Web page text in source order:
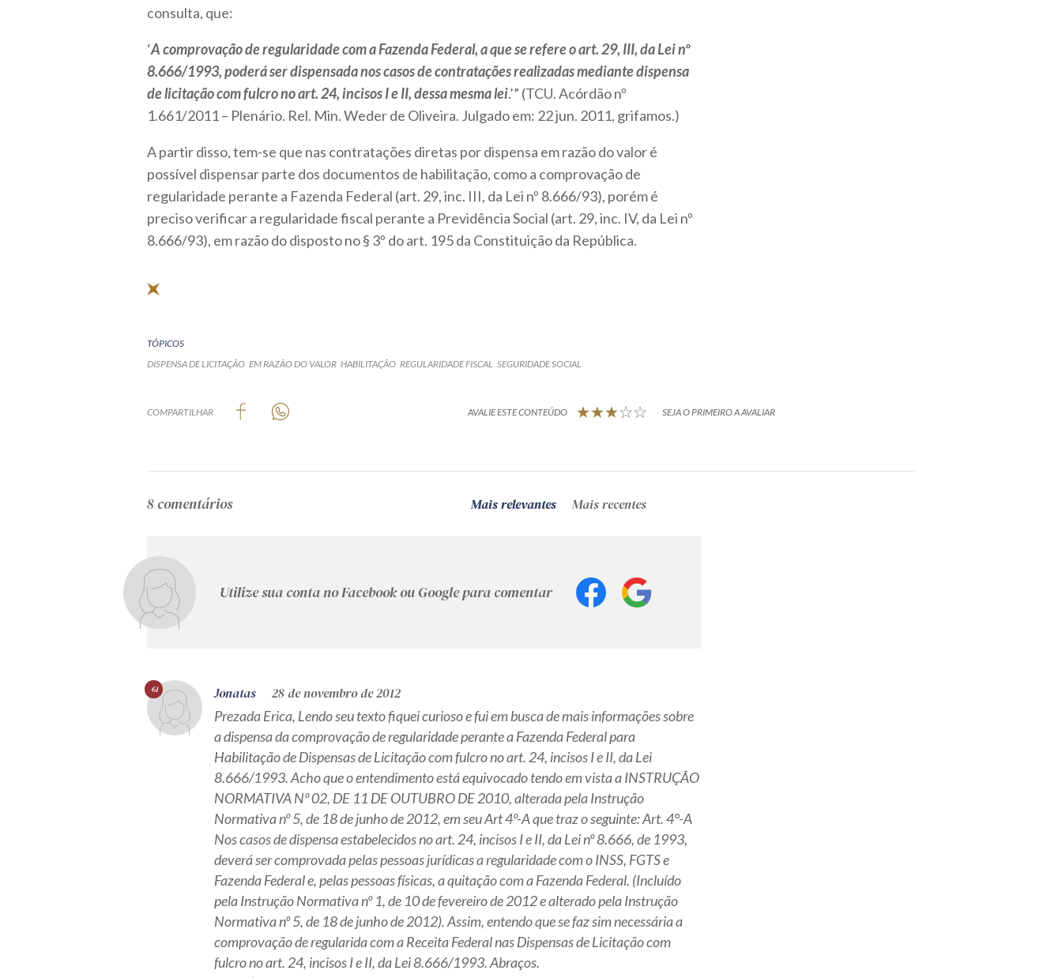
consulta, que:
‘A comprovação de regularidade com a Fazenda Federal, a que se refere o art. 29, III, da Lei nº
8.666/1993, poderá ser dispensada nos casos de contratações realizadas mediante dispensa
de licitação com fulcro no art. 24, incisos I e II, dessa mesma lei.’” (TCU. Acórdão nº
1.661/2011 – Plenário. Rel. Min. Weder de Oliveira. Julgado em: 22 jun. 2011, grifamos.)
A partir disso, tem-se que nas contratações diretas por dispensa em razão do valor é
possível dispensar parte dos documentos de habilitação, como a comprovação de
regularidade perante a Fazenda Federal (art. 29, inc. III, da Lei nº 8.666/93), porém é
preciso verificar a regularidade fiscal perante a Previdência Social (art. 29, inc. IV, da Lei nº
8.666/93), em razão do disposto no § 3º do art. 195 da Constituição da República.
TÓPICOS
DISPENSA DE LICITAÇÃO EM RAZÃO DO VALOR HABILITAÇÃO REGULARIDADE FISCAL SEGURIDADE SOCIAL
COMPARTILHAR AVALIE ESTE CONTEÚDO SEJA O PRIMEIRO A AVALIAR
8 comentários Mais relevantes Mais recentes
Utilize sua conta no Facebook ou Google para comentar
-61 Jonatas
28 de novembro de 2012
Prezada Erica, Lendo seu texto fiquei curioso e fui em busca de mais informações sobre
a dispensa da comprovação de regularidade perante a Fazenda Federal para
Habilitação de Dispensas de Licitação com fulcro no art. 24, incisos I e II, da Lei
8.666/1993. Acho que o entendimento está equivocado tendo em vista a INSTRUÇÃO
NORMATIVA Nº 02, DE 11 DE OUTUBRO DE 2010, alterada pela Instrução
Normativa nº 5, de 18 de junho de 2012, em seu Art 4º-A que traz o seguinte: Art. 4°-A
Nos casos de dispensa estabelecidos no art. 24, incisos I e II, da Lei nº 8.666, de 1993,
deverá ser comprovada pelas pessoas jurídicas a regularidade com o INSS, FGTS e
Fazenda Federal e, pelas pessoas físicas, a quitação com a Fazenda Federal. (Incluído
pela Instrução Normativa nº 1, de 10 de fevereiro de 2012 e alterado pela Instrução
Normativa nº 5, de 18 de junho de 2012). Assim, entendo que se faz sim necessária a
comprovação de regularida com a Receita Federal nas Dispensas de Licitação com
fulcro no art. 24, incisos I e II, da Lei 8.666/1993. Abraços.